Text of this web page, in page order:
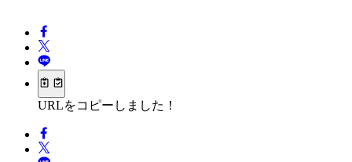
URLをコピーしました！